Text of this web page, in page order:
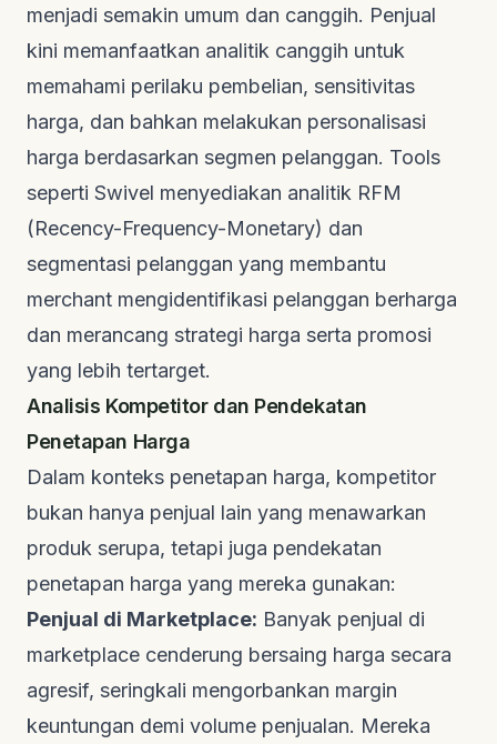
menjadi semakin umum dan canggih. Penjual
kini memanfaatkan analitik canggih untuk
memahami perilaku pembelian, sensitivitas
harga, dan bahkan melakukan personalisasi
harga berdasarkan segmen pelanggan. Tools
seperti Swivel menyediakan analitik RFM
(Recency-Frequency-Monetary) dan
segmentasi pelanggan yang membantu
merchant mengidentifikasi pelanggan berharga
dan merancang strategi harga serta promosi
yang lebih tertarget.
Analisis Kompetitor dan Pendekatan
Penetapan Harga
Dalam konteks penetapan harga, kompetitor
bukan hanya penjual lain yang menawarkan
produk serupa, tetapi juga pendekatan
penetapan harga yang mereka gunakan:
Penjual di Marketplace: Banyak penjual di
marketplace cenderung bersaing harga secara
agresif, seringkali mengorbankan margin
keuntungan demi volume penjualan. Mereka